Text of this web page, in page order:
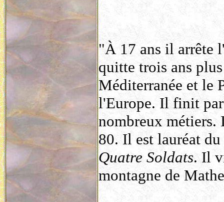
"À 17 ans il arrête
quitte trois ans
Méditerranée et le
l'Europe. Il finit
nombreux métiers.
80. Il est lauréat
Quatre Soldats. Il
montagne de